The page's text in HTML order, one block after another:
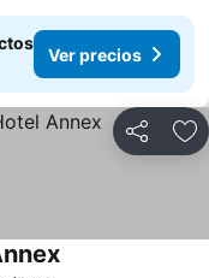
Ver precios
Compartir
Ver precios